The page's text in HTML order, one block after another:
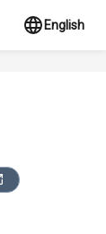
English